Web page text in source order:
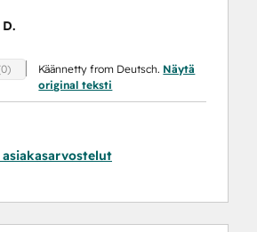
Käännetty from Deutsch. Näytä
original teksti